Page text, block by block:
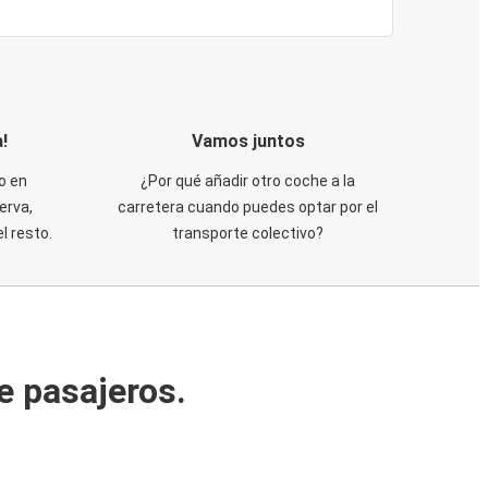
en
resto.
Vamos juntos
¿Por qué añadir otro coche a la
carretera cuando puedes optar por el
transporte colectivo?
pasajeros.